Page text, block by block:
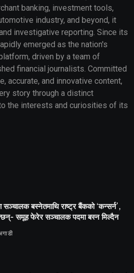
banking, investment tools,
industry, and beyond, it
investigative reporting. Since its
emerged as the nation's
driven by a team of
financial journalists. Committed
accurate, and innovative content,
story through a distinct
the interests and curiosities of its
बस्नेतमाथि राष्ट्र बैंकको ‘कन्सर्न’,
समूह फेरेर सञ्चालक पदमा बस्न मिल्दैन